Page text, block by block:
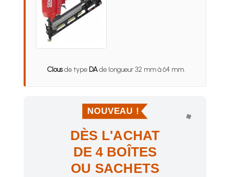
Clousde type DAde longueur 32 mm à 64 mm.
NOUVEAU !
DÈS L'ACHAT
DE 4 BOÎTES
OU SACHETS